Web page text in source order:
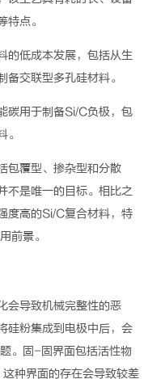
特点。
的低成本发展，包括从生
交联型多孔硅材料。
碳用于制备Si/C负极，包
。
包覆型、掺杂型和分散
不是唯一的目标。相比之
度高的Si/C复合材料，特
前景。
会导致机械完整性的恶
硅粉集成到电极中后，会
。固-固界面包括活性物
种界面的存在会导致较差